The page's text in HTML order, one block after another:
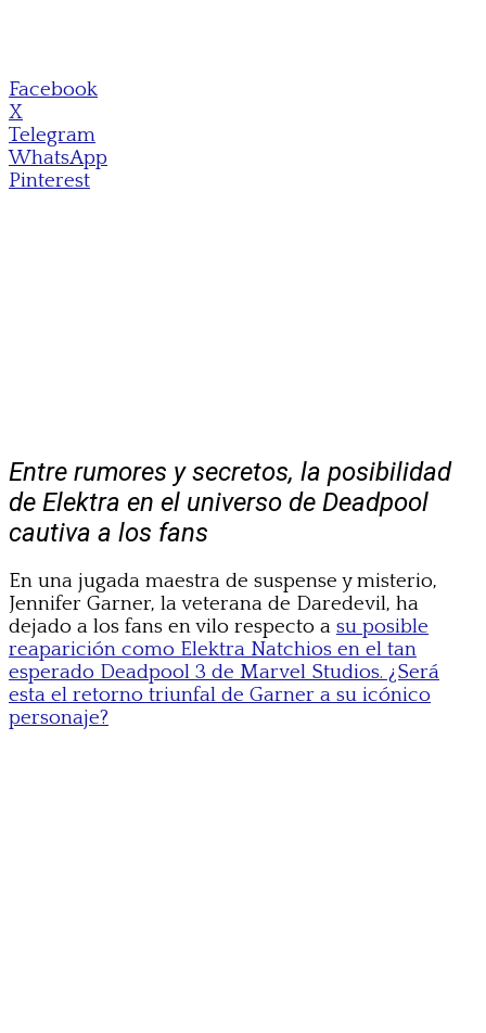
Facebook
X
Telegram
WhatsApp
Pinterest
Entre rumores y secretos, la posibilidad
de Elektra en el universo de Deadpool
cautiva a los fans
En una jugada maestra de suspense y misterio,
Jennifer Garner, la veterana de Daredevil, ha
dejado a los fans en vilo respecto a su posible
reaparición como Elektra Natchios en el tan
esperado Deadpool 3 de Marvel Studios. ¿Será
esta el retorno triunfal de Garner a su icónico
personaje?